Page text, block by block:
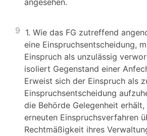
angesehen.
9 1. Wie das FG zutreffend
eine Einspruchsentscheidung,
Einspruch als unzulässig
isoliert Gegenstand einer
Erweist sich der Einspruch als
Einspruchsentscheidung
die Behörde Gelegenheit erhält,
erneuten Einspruchsverfahren
Rechtmäßigkeit ihres